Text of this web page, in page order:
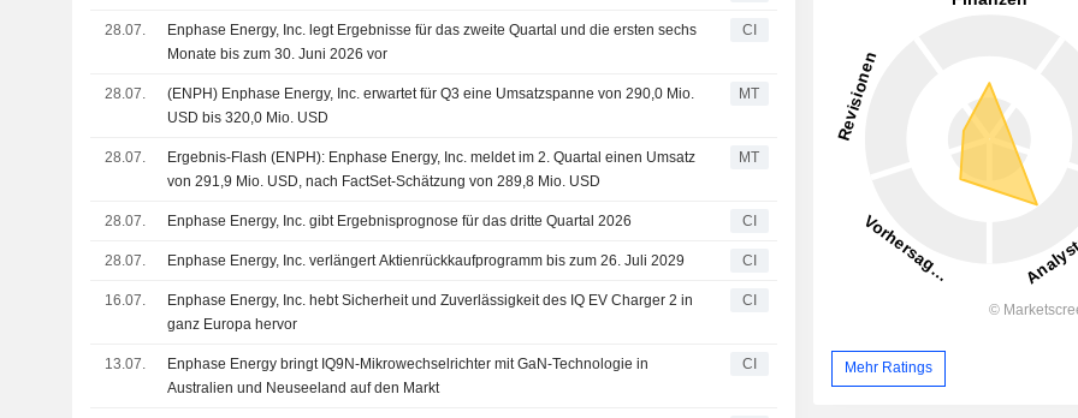
28.07.
Enphase Energy, Inc. legt Ergebnisse für das zweite Quartal und die ersten sechs
Monate bis zum 30. Juni 2026 vor
CI
28.07.
(ENPH) Enphase Energy, Inc. erwartet für Q3 eine Umsatzspanne von 290,0 Mio.
USD bis 320,0 Mio. USD
MT
28.07.
Ergebnis-Flash (ENPH): Enphase Energy, Inc. meldet im 2. Quartal einen Umsatz
von 291,9 Mio. USD, nach FactSet-Schätzung von 289,8 Mio. USD
MT
28.07. Enphase Energy, Inc. gibt Ergebnisprognose für das dritte Quartal 2026 CI
28.07. Enphase Energy, Inc. verlängert Aktienrückkaufprogramm bis zum 26. Juli 2029 CI
16.07.
Enphase Energy, Inc. hebt Sicherheit und Zuverlässigkeit des IQ EV Charger 2 in
ganz Europa hervor
CI
13.07.
Enphase Energy bringt IQ9N-Mikrowechselrichter mit GaN-Technologie in
Australien und Neuseeland auf den Markt
CI Mehr Ratings